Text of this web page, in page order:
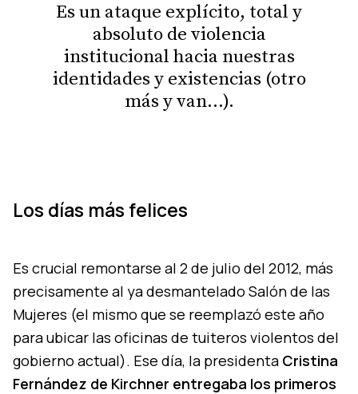
Es un ataque explícito, total y
absoluto de violencia
institucional hacia nuestras
identidades y existencias (otro
más y van…).
Los días más felices
Es crucial remontarse al 2 de julio del 2012, más
precisamente al ya desmantelado Salón de las
Mujeres (el mismo que se reemplazó este año
para ubicar las oficinas de tuiteros violentos del
gobierno actual). Ese día, la presidenta Cristina
Fernández de Kirchner entregaba los primeros